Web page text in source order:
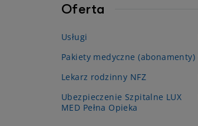
Oferta
Usługi
Pakiety medyczne (abonamenty)
Lekarz rodzinny NFZ
Ubezpieczenie Szpitalne LUX
MED Pełna Opieka